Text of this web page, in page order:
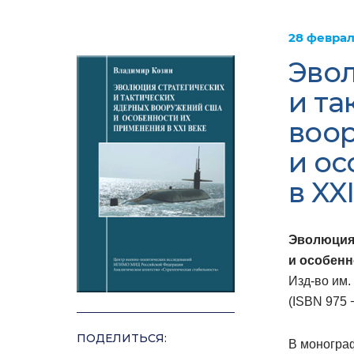
ПОДЕЛИТЬСЯ:
28
и
и
в
Эволюция
и
Изд-во
(ISBN 975
В